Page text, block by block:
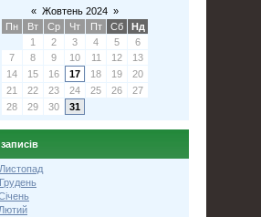
« Жовтень 2024 »
Пн
Вт Ср Чт Пт Сб
Нд
1
2 3 4 5
6
7
8 9 10 11 12
13
14
15 16 17 18 19
20
21
22 23 24 25 26
27
28
29 30 31